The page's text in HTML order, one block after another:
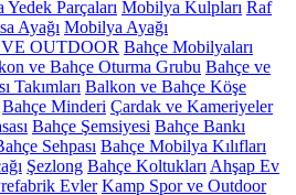
Parçaları Mobilya Kulpları Raf
Ayağı Mobilya Ayağı
OUTDOOR Bahçe Mobilyaları
ve Bahçe Oturma Grubu Bahçe ve
Takımları Balkon ve Bahçe Köşe
Bahçe Minderi Çardak ve Kameriyeler
Bahçe Şemsiyesi Bahçe Bankı
Sehpası Bahçe Mobilya Kılıfları
Şezlong Bahçe Koltukları Ahşap Ev
Evler Kamp Spor ve Outdoor